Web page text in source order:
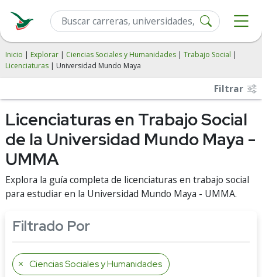
Inicio | Explorar | Ciencias Sociales y Humanidades | Trabajo Social |
Licenciaturas | Universidad Mundo Maya
Filtrar
Licenciaturas en Trabajo Social
de la Universidad Mundo Maya -
UMMA
Explora la guía completa de licenciaturas en trabajo social
para estudiar en la Universidad Mundo Maya - UMMA.
Filtrado Por
Ciencias Sociales y Humanidades